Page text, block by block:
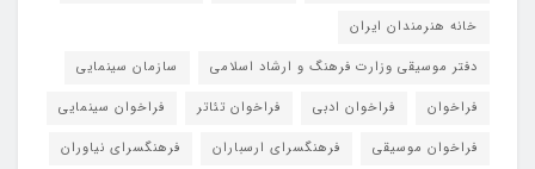
خانه هنرمندان ایران
دفتر موسیقی وزارت فرهنگ و ارشاد اسلامی
سازمان سینمایی
فراخوان
فراخوان ادبی فراخوان تئاتر
فراخوان سینمایی
فراخوان موسیقی
فرهنگسرای ارسباران
فرهنگسرای نیاوران